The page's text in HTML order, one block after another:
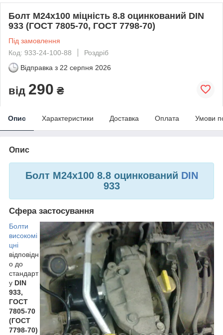
Болт М24х100 міцність 8.8 оцинкований DIN
933 (ГОСТ 7805-70, ГОСТ 7798-70)
Під замовлення
Код: 933-24-100-88
Роздріб
Відправка з 22 серпня 2026
від 290 ₴
Опис Характеристики Доставка Оплата Умови
Опис
Болт М24х100 8.8 оцинкований DIN
933
Сфера застосування
Болти
високомі
цні
відповідн
о до
стандарт
у DIN
933,
ГОСТ
7805-70
(ГОСТ
7798-70)